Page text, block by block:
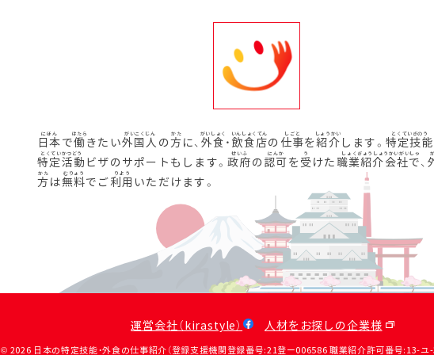
日本で働きたい外国人 の方に、 外食 ・ 飲食店の 仕事を紹介 します。 特定技能
特定活動 ビザのサポートもします。政府の 認可を受 けた 職業紹介会社で、
方は無料でご利用 いただけます。
運営会社（kirastyle） 人材をお探しの企業様
© 2026 日本の特定技能・外食の仕事紹介（登録支援機関登録番号:21登ー006586 職業紹介許可番号:13-